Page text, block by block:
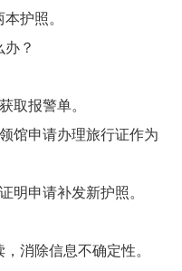
护照。
？
报警单。
馆申请办理旅行证作为
申请补发新护照。
消除信息不确定性。